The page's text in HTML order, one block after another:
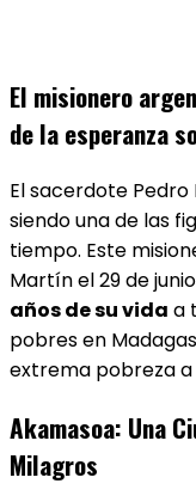
El misionero
de la esperanza
El sacerdote Pedro
siendo una de las
tiempo. Este
Martín el 29 de
años de su vida a
pobres en
extrema pobreza a
Akamasoa: Una
Milagros